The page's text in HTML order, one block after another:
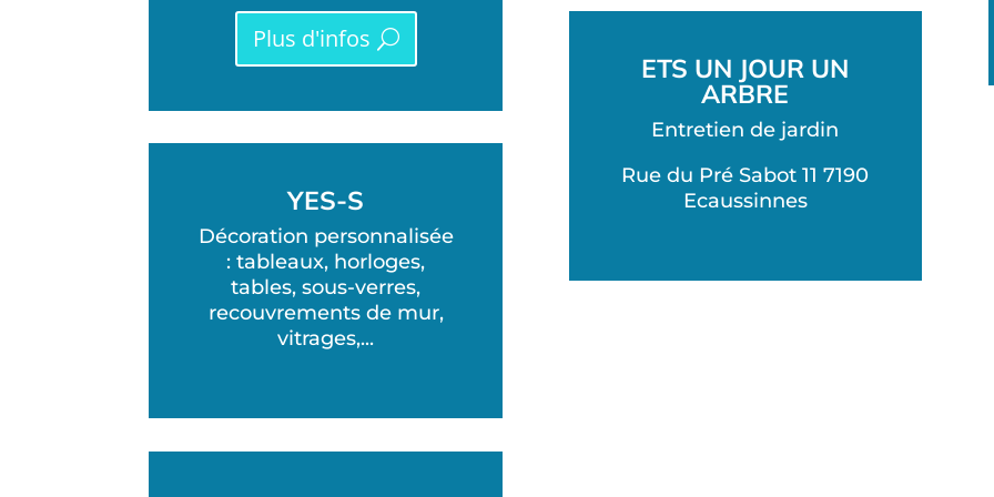
Plus d'infos
YES-S
Décoration personnalisée
: tableaux, horloges,
tables, sous-verres,
recouvrements de mur,
vitrages,...
ETS UN JOUR UN
ARBRE
Entretien de jardin
Rue du Pré Sabot 11 7190
Ecaussinnes